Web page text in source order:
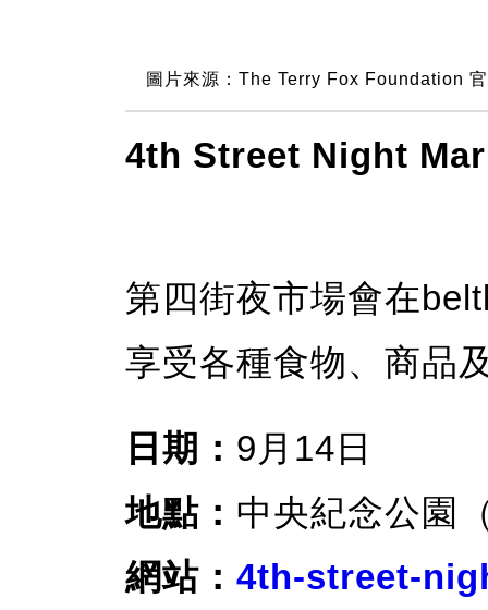
圖片來源：The Terry Fox Foundation
4th Street Night
第四街夜市場會在
享受各種食物、商品
日期： 9月14日
地點： 中央紀念公園
網站： 4th-street-